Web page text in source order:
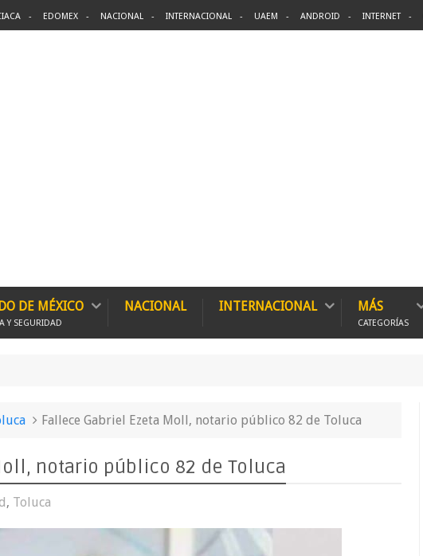
EDOMEX NACIONAL INTERNACIONAL UAEM ANDROID INTERNET
DE MÉXICO
Y SEGURIDAD
NACIONAL INTERNACIONAL MÁS
CATEGORÍAS
Fallece Gabriel Ezeta Moll, notario público 82 de Toluca
notario público 82 de Toluca
, Toluca